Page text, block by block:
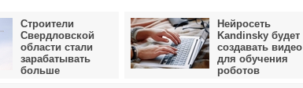
Строители
Свердловской
области стали
зарабатывать
больше
Нейросеть
Kandinsky будет
создавать видео
для обучения
роботов